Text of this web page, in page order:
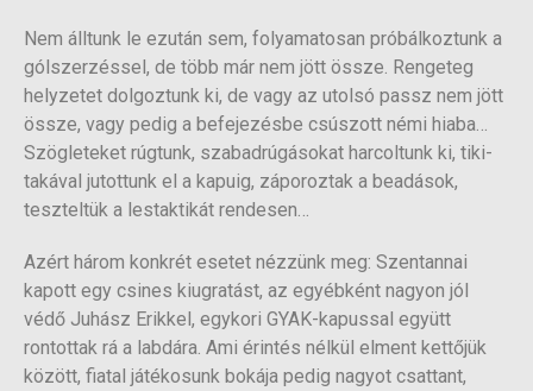
Nem álltunk le ezután sem, folyamatosan próbálkoztunk a
gólszerzéssel, de több már nem jött össze. Rengeteg
helyzetet dolgoztunk ki, de vagy az utolsó passz nem jött
össze, vagy pedig a befejezésbe csúszott némi hiaba…
Szögleteket rúgtunk, szabadrúgásokat harcoltunk ki, tiki-
takával jutottunk el a kapuig, záporoztak a beadások,
teszteltük a lestaktikát rendesen…
Azért három konkrét esetet nézzünk meg: Szentannai
kapott egy csines kiugratást, az egyébként nagyon jól
védő Juhász Erikkel, egykori GYAK-kapussal együtt
rontottak rá a labdára. Ami érintés nélkül elment kettőjük
között, fiatal játékosunk bokája pedig nagyot csattant,